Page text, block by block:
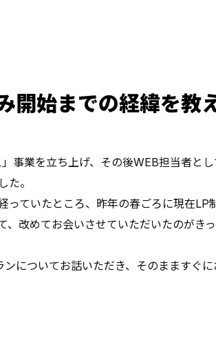
開始までの経緯を教
事業を立ち上げ、その後WEB担当者と
た。
っていたところ、昨年の春ごろに現在
、改めてお会いさせていただいたのがき
についてお話いただき、そのまますぐ